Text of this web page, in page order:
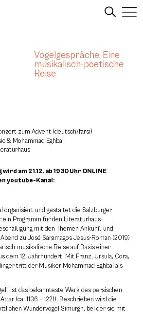
Vogelgespräche. Eine
musikalisch-poetische
Reise
zum Advent (deutsch/farsi)
& Mohammad Eghbal
am 21.12. ab 1930 Uhr ONLINE
youtube-Kanal:
organisiert und gestaltet die Salzburger
ein Programm für den Literaturhaus-
mit den Themen Ankunft und
zu José Saramagos Jesus-Roman (2019)
musikalische Reise auf Basis einer
dem 12. Jahrhundert. Mit Franz, Ursula, Cora,
tritt der Musiker Mohammad Eghbal als
ist das bekannteste Werk des persischen
(ca. 1136 – 1221). Beschrieben wird die
Wundervogel Simurgh, bei der sie mit